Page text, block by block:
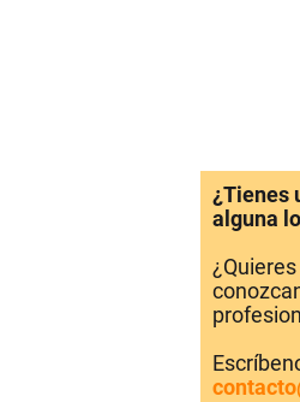
¿Tienes
alguna